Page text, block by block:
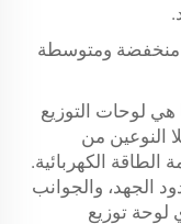
منخفضة ومتوسطة
لوحات التوزيع
النوعين من
الكهربائية.
الجهد، والجوانب
لوحة توزيع